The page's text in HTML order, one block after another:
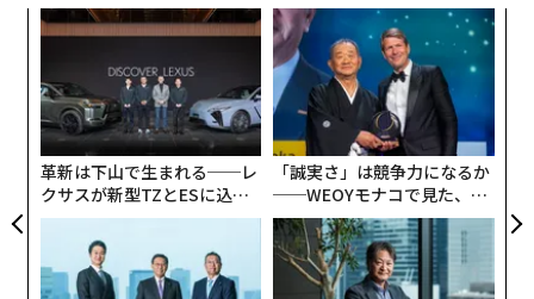
革新は下山で生まれる──レ
クサスが新型TZとESに込め
た「DISCOVER」の哲学
「誠実さ」は競争力になるか
──WEOYモナコで見た、く
ら寿司の経営哲学